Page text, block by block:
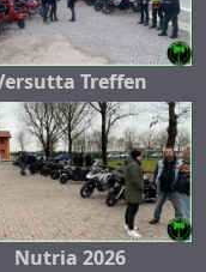
Treffen
Nutria 2026